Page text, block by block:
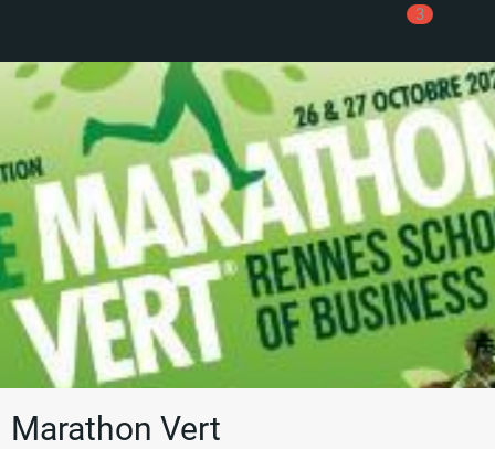
3
Marathon Vert